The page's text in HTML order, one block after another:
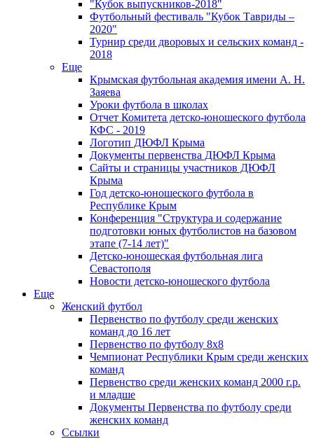
"Кубок выпускников-2018"
Футбольный фестиваль "Кубок Тавриды –
2020"
Турнир среди дворовых и сельских команд -
2018
Еще
Крымская футбольная академия имени А. Н.
Заяева
Уроки футбола в школах
Отчет Комитета детско-юношеского футбола
КФС - 2019
Логотип ДЮФЛ Крыма
Документы первенства ДЮФЛ Крыма
Сайты и страницы участников ДЮФЛ
Крыма
Год детско-юношеского футбола в
Республике Крым
Конференция "Структура и содержание
подготовки юных футболистов на базовом
этапе (7-14 лет)"
Детско-юношеская футбольная лига
Севастополя
Новости детско-юношеского футбола
Еще
Женский футбол
Первенство по футболу среди женских
команд до 16 лет
Первенство по футболу 8х8
Чемпионат Республики Крым среди женских
команд
Первенство среди женских команд 2000 г.р.
и младше
Документы Первенства по футболу среди
женских команд
Ссылки